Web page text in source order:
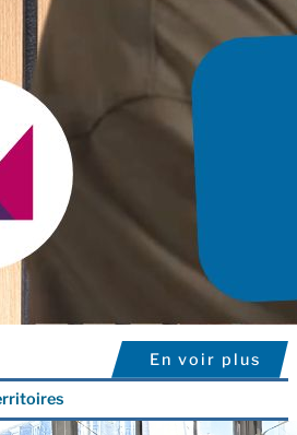
En voir plus